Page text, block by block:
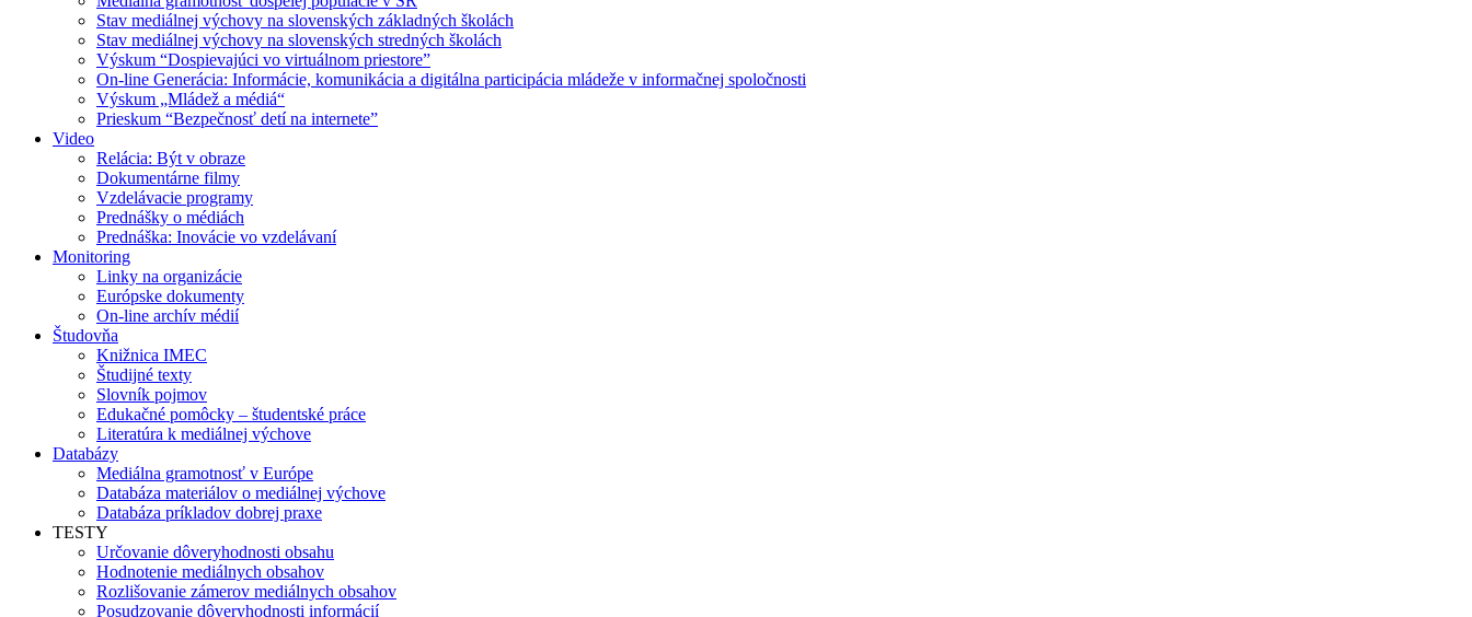
Stav mediálnej výchovy na slovenských základných školách
Stav mediálnej výchovy na slovenských stredných školách
Výskum “Dospievajúci vo virtuálnom priestore”
On-line Generácia: Informácie, komunikácia a digitálna participácia mládeže v informačnej spoločnosti
Výskum „Mládež a médiá“
Prieskum “Bezpečnosť detí na internete”
Video
Relácia: Být v obraze
Dokumentárne filmy
Vzdelávacie programy
Prednášky o médiách
Prednáška: Inovácie vo vzdelávaní
Monitoring
Linky na organizácie
Európske dokumenty
On-line archív médií
Študovňa
Knižnica IMEC
Študijné texty
Slovník pojmov
Edukačné pomôcky – študentské práce
Literatúra k mediálnej výchove
Databázy
Mediálna gramotnosť v Európe
Databáza materiálov o mediálnej výchove
Databáza príkladov dobrej praxe
TESTY
Určovanie dôveryhodnosti obsahu
Hodnotenie mediálnych obsahov
Rozlišovanie zámerov mediálnych obsahov
Posudzovanie dôveryhodnosti informácií